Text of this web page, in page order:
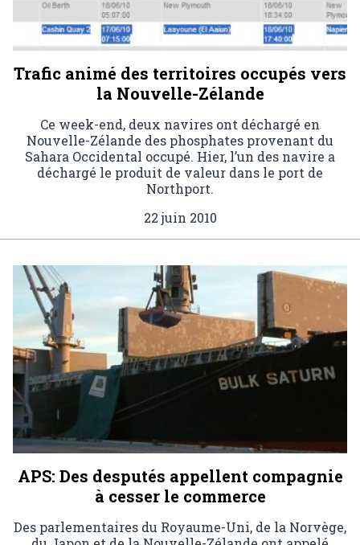
Trafic animé des territoires occupés vers
la Nouvelle-Zélande
Ce week-end, deux navires ont déchargé en
Nouvelle-Zélande des phosphates provenant du
Sahara Occidental occupé. Hier, l’un des navire a
déchargé le produit de valeur dans le port de
Northport.
22 juin 2010
APS: Des desputés appellent compagnie
à cesser le commerce
Des parlementaires du Royaume-Uni, de la Norvège,